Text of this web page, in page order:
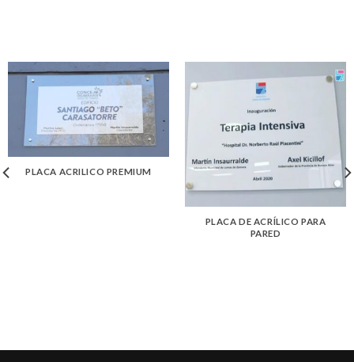
PLACA ACRILICO PREMIUM
PLACA DE ACRÍLICO PARA
PARED